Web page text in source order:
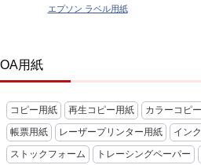
エプソン ラベル用紙
OA用紙
コピー用紙 再生コピー用紙 カラーコピ
帳票用紙 レーザープリンター用紙 イン
ストックフォーム トレーシングペーパー